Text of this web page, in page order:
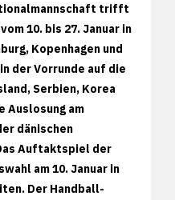
trifft
10. bis 27. Januar in
Kopenhagen und
der Vorrunde auf die
Serbien, Korea
Auslosung am
dänischen
Auftaktspiel der
am 10. Januar in
Der Handball-